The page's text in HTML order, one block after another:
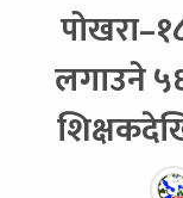
लगाउने